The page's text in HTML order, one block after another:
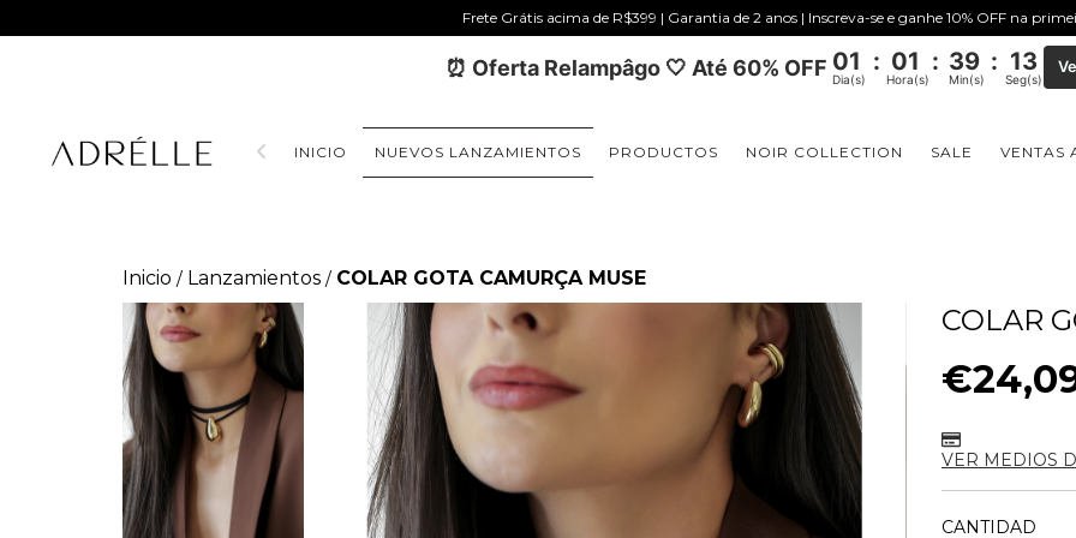
Frete Grátis acima de R$399 | Garantia de 2 anos | Inscreva-se e ganhe 10% OFF na
⏰ Oferta Relampâgo 🤍 Até 60% OFF 01 : 01 : 39 : 12
Dia(s) Hora(s) Min(s) Seg(s)
INICIO NUEVOS LANZAMIENTOS PRODUCTOS NOIR COLLECTION SALE VENTAS
Inicio / Lanzamientos / COLAR GOTA CAMURÇA MUSE
COLAR
VER MEDIOS
CANTIDAD